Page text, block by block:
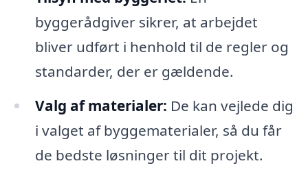
byggerådgiver sikrer, at arbejdet
bliver udført i henhold til de regler og
standarder, der er gældende.
Valg af materialer: De kan vejlede dig
i valget af byggematerialer, så du får
de bedste løsninger til dit projekt.